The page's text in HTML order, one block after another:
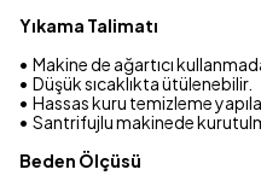
Yıkama Talimatı
•⁠ ⁠Makine de ağartıcı
•⁠ ⁠Düşük sıcaklıkta ütülenebilir.
•⁠ ⁠Hassas kuru temizleme
•⁠ ⁠Santrifujlu makinede
Beden Ölçüsü